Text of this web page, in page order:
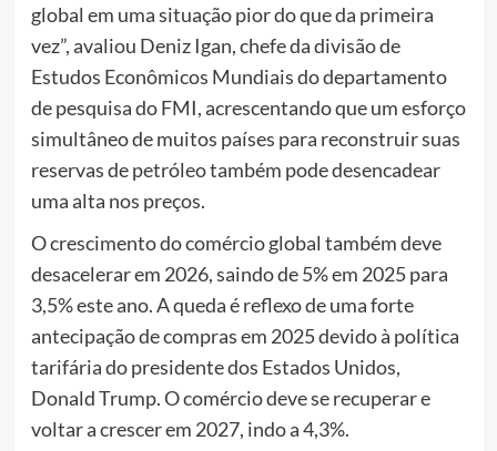
global em uma situação pior do que da primeira
vez”, avaliou Deniz Igan, chefe da divisão de
Estudos Econômicos Mundiais do departamento
de pesquisa do FMI, acrescentando que um esforço
simultâneo de muitos países para reconstruir suas
reservas de petróleo também pode desencadear
uma alta nos preços.
O crescimento do comércio global também deve
desacelerar em 2026, saindo de 5% em 2025 para
3,5% este ano. A queda é reflexo de uma forte
antecipação de compras em 2025 devido à política
tarifária do presidente dos Estados Unidos,
Donald Trump. O comércio deve se recuperar e
voltar a crescer em 2027, indo a 4,3%.